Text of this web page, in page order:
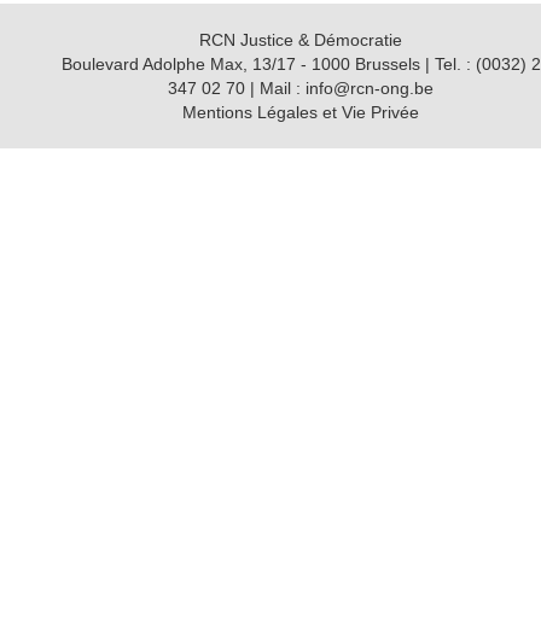
RCN Justice & Démocratie
Boulevard Adolphe Max, 13/17 - 1000 Brussels | Tel. : (0032) 2
347 02 70 | Mail : info@rcn-ong.be
Mentions Légales et Vie Privée